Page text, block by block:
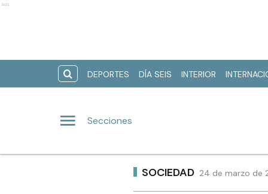
Ads
DEPORTES DÍA SEIS INTERIOR
Secciones
SOCIEDAD 24 de marzo de